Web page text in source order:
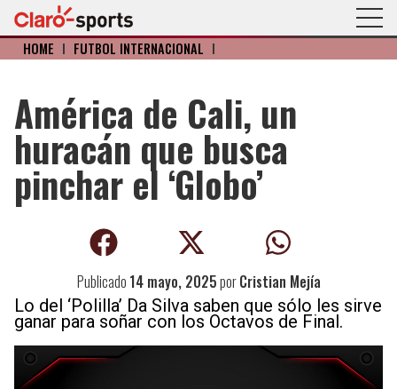
HOME I FÚTBOL INTERNACIONAL I
América de Cali, un
huracán que busca
pinchar el ‘Globo’
Publicado 14 mayo, 2025porCristian Mejía
Lo del ‘Polilla’ Da Silva saben que sólo les sirve
ganar para soñar con los Octavos de Final.